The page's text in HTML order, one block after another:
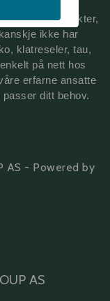
produkter,
ikke har
klatreseler, tau,
på nett hos
erfarne ansatte
ditt behov.
AS - Powered by
AS